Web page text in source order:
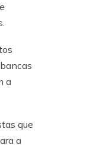
a
que
a